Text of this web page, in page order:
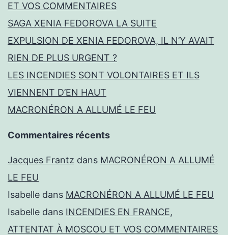
ET VOS COMMENTAIRES
SAGA XENIA FEDOROVA LA SUITE
EXPULSION DE XENIA FEDOROVA, IL N’Y AVAIT
RIEN DE PLUS URGENT ?
LES INCENDIES SONT VOLONTAIRES ET ILS
VIENNENT D’EN HAUT
MACRONÉRON A ALLUMÉ LE FEU
Commentaires récents
Jacques Frantz dans MACRONÉRON A ALLUMÉ
LE FEU
Isabelle dans MACRONÉRON A ALLUMÉ LE FEU
Isabelle dans INCENDIES EN FRANCE,
ATTENTAT À MOSCOU ET VOS COMMENTAIRES